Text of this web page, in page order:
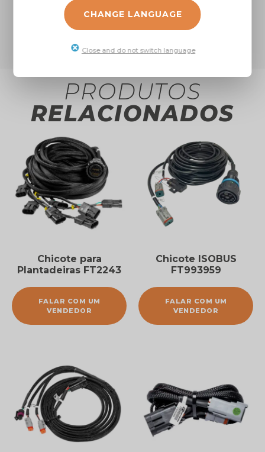
terminação para Monitor 2630 John
Deere
PRODUTOS
RELACIONADOS
Chicote para
Plantadeiras FT2243
FALAR COM UM
VENDEDOR
Chicote ISOBUS
FT993959
FALAR COM UM
VENDEDOR
CHANGE LANGUAGE
Close and do not switch language